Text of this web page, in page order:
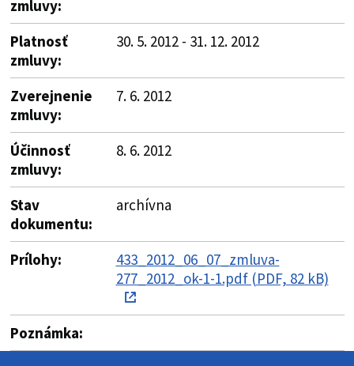
zmluvy:
Platnosť
zmluvy:
30. 5. 2012 - 31. 12. 2012
Zverejnenie
zmluvy:
7. 6. 2012
Účinnosť
zmluvy:
8. 6. 2012
Stav
dokumentu:
archívna
Prílohy:
433_2012_06_07_zmluva-
277_2012_ok-1-1.pdf (PDF, 82 kB)
Poznámka: